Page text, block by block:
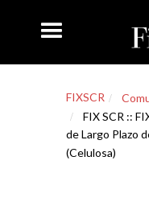
FIXSCR
FIX SCR ::
de Largo Plazo
(Celulosa)